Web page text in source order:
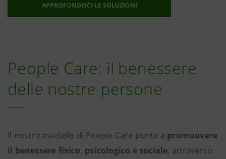
APPROFONDISCI LE SOLUZIONI
People Care: il benessere
delle nostre persone
Il nostro modello di People Care punta a promuovere
il benessere fisico, psicologico e sociale, attraverso